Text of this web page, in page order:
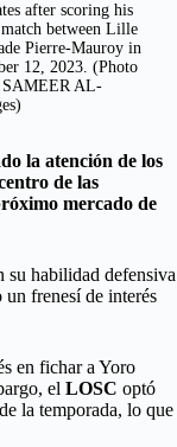
after scoring his
between Lille
Pierre-Mauroy in
12, 2023. (Photo
SAMEER AL-
la atención de los
de las
mercado de
su habilidad defensiva
frenesí de interés
en fichar a Yoro
el LOSC optó
la temporada, lo que